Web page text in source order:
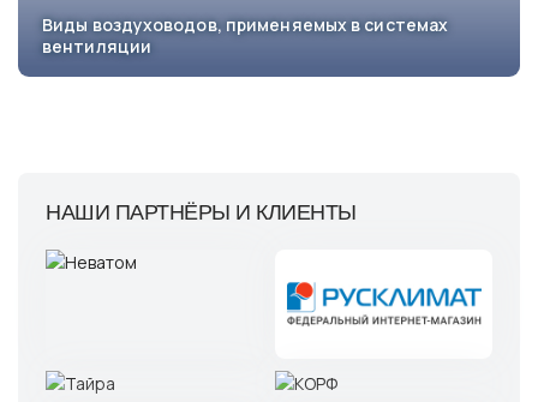
Виды воздуховодов, применяемых в системах
вентиляции
НАШИ ПАРТНЁРЫ И КЛИЕНТЫ